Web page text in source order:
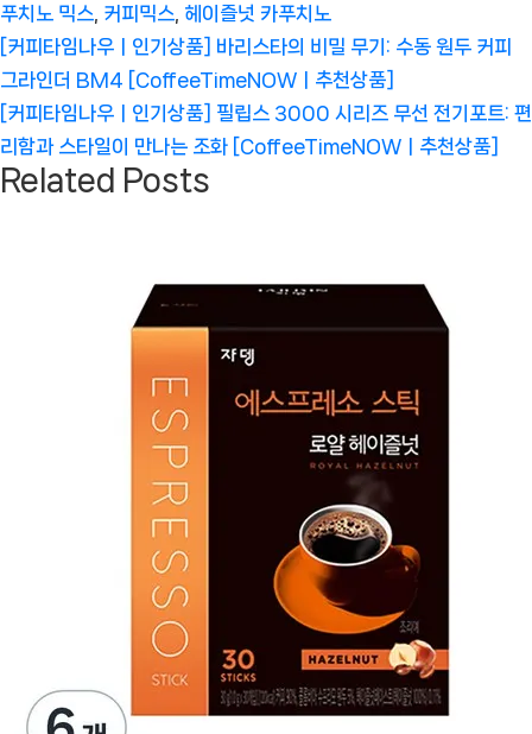
푸치노 믹스 커피믹스 헤이즐넛 카푸치노
글
탐
색
Previous
Post:
[커피타임나우ㅣ인기상품] 바리스타의 비밀 무기: 수동 원두 커피
그라인더 BM4 [CoffeeTimeNOWㅣ추천상품]
Next
Post:
[커피타임나우ㅣ인기상품] 필립스 3000 시리즈 무선 전기포트: 편
리함과 스타일이 만나는 조화 [CoffeeTimeNOWㅣ추천상품]
Related Posts